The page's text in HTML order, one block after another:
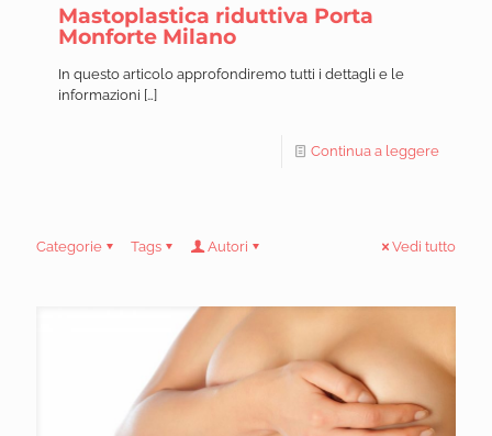
Mastoplastica riduttiva Porta
Monforte Milano
In questo articolo approfondiremo tutti i dettagli e le
informazioni […]
Continua a leggere
Categorie Tags Autori Vedi tutto